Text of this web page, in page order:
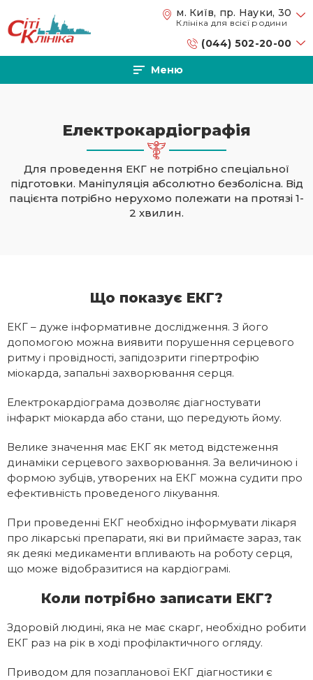
м. Київ, пр. Науки, 30
Клініка для всієї родини
(044) 502-20-00
Меню
Електрокардіографія
Для проведення ЕКГ не потрібно спеціальної
підготовки. Маніпуляція абсолютно безболісна. Від
пацієнта потрібно нерухомо полежати на протязі 1-
2 хвилин.
Що показує ЕКГ?
ЕКГ – дуже інформативне дослідження. З його
допомогою можна виявити порушення серцевого
ритму і провідності, запідозрити гіпертрофію
міокарда, запальні захворювання серця.
Електрокардіограма дозволяє діагностувати
інфаркт міокарда або стани, що передують йому.
Велике значення має ЕКГ як метод відстеження
динаміки серцевого захворювання. За величиною і
формою зубців, утворених на ЕКГ можна судити про
ефективність проведеного лікування.
При проведенні ЕКГ необхідно інформувати лікаря
про лікарські препарати, які ви приймаєте зараз, так
як деякі медикаменти впливають на роботу серця,
що може відобразитися на кардіограмі.
Коли потрібно записати ЕКГ?
Здоровій людині, яка не має скарг, необхідно робити
ЕКГ раз на рік в ході профілактичного огляду.
Приводом для позапланової ЕКГ діагностики є